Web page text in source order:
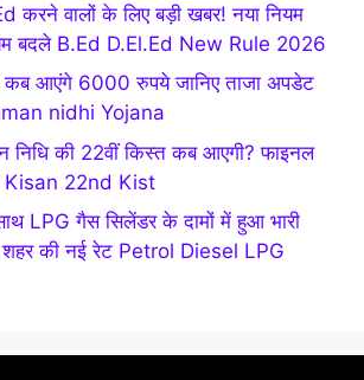
करने वालों के लिए बड़ी खबर! नया नियम
बदले B.Ed D.El.Ed New Rule 2026
कब आएंगे 6000 रुपये जानिए ताजा अपडेट
nidhi Yojana
निधि की 22वीं किस्त कब आएगी? फाइनल
Kisan 22nd Kist
LPG गैस सिलेंडर के दामों में हुआ भारी
शहर की नई रेट Petrol Diesel LPG